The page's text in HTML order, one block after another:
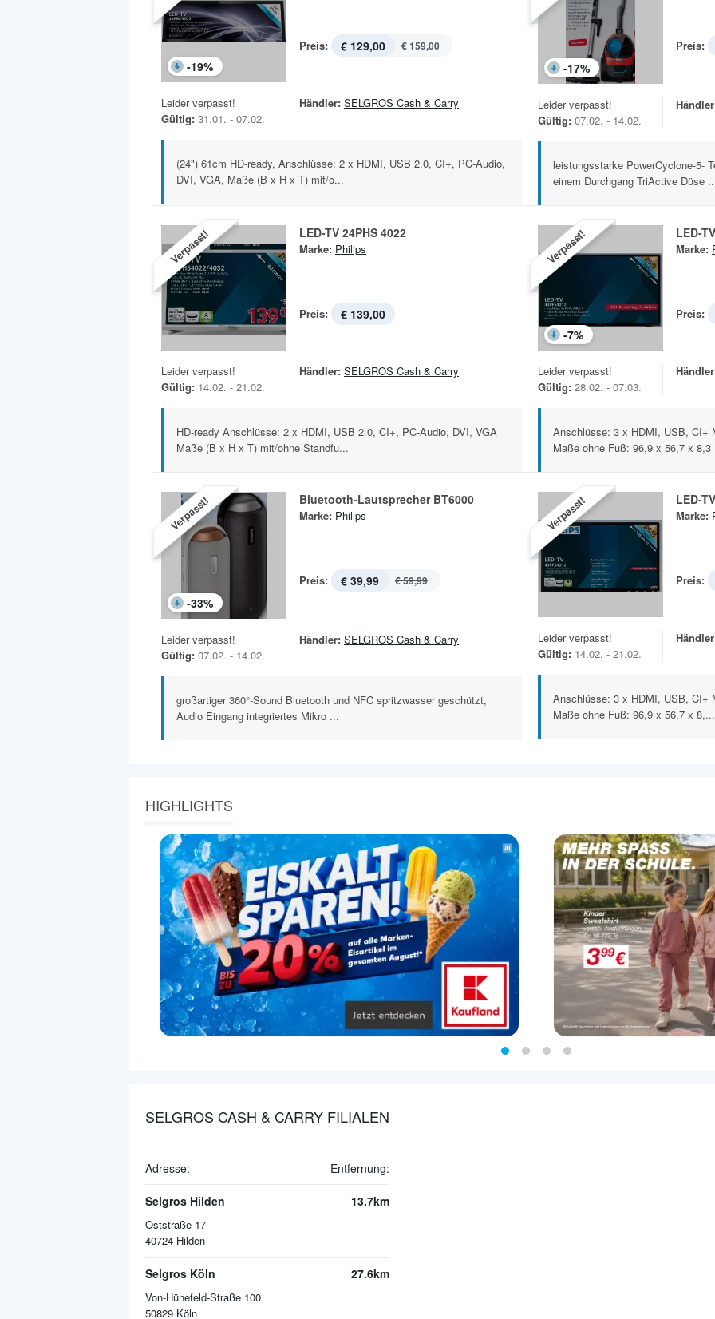
-19%
Preis: € 129,00 € 159,00
Leider verpasst!
Gültig: 31.01. - 07.02.
Händler: SELGROS Cash & Carry
(24") 61cm HD-ready, Anschlüsse: 2 x HDMI, USB 2.0, CI+, PC-Audio,
DVI, VGA, Maße (B x H x T) mit/o...
-17%
Preis:
Leider verpasst!
Gültig: 07.02. - 14.02.
leistungsstarke PowerCyclone-5-
einem Durchgang TriActive Düse
Verpasst! LED-TV 24PHS 4022
Marke: Philips
Preis: € 139,00
Leider verpasst!
Gültig: 14.02. - 21.02.
Händler: SELGROS Cash & Carry
HD-ready Anschlüsse: 2 x HDMI, USB 2.0, CI+, PC-Audio, DVI, VGA
Maße (B x H x T) mit/ohne Standfu...
Verpasst!
-7%
LED-
Marke:
Preis:
Leider verpasst!
Gültig: 28.02. - 07.03.
Anschlüsse: 3 x HDMI, USB, CI+
Maße ohne Fuß: 96,9 x 56,7 x 8,3
Verpasst!
-33%
Bluetooth-Lautsprecher BT6000
Marke: Philips
Preis: € 39,99 € 59,99
Leider verpasst!
Gültig: 07.02. - 14.02.
Händler: SELGROS Cash & Carry
großartiger 360°-Sound Bluetooth und NFC spritzwasser geschützt,
Audio Eingang integriertes Mikro ...
Verpasst! LED-
Marke:
Preis:
Leider verpasst!
Gültig: 14.02. - 21.02.
Anschlüsse: 3 x HDMI, USB, CI+
Maße ohne Fuß: 96,9 x 56,7 x 8,...
HIGHLIGHTS
SELGROS CASH & CARRY FILIALEN
Adresse: Entfernung:
Selgros Hilden
Oststraße 17
40724 Hilden
13.7km
Selgros Köln
Von-Hünefeld-Straße 100
50829 Köln
27.6km